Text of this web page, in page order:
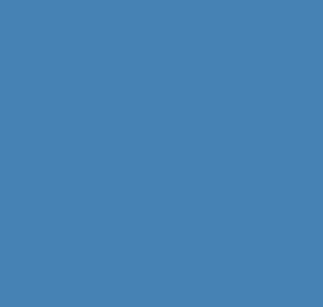
problémák sokat segítettek itt is
hogy ez már bőven nem az első
Mik a terveid a
Szeretném a karrieremet
egy mesterdiplomát szerezni,
elindítottam egy saját 3D
szeretnék ezzel is fejlődni és